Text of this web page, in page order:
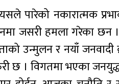
पारेको नकारात्मक
जसरी हमला गरेका छन
उन्मुलन र नयाँ जनवादी
छ । विगतमा भएका